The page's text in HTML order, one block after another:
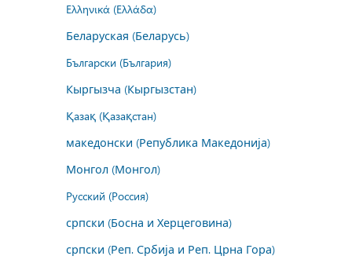
Ελληνικά (Ελλάδα)
Беларуская (Беларусь)
Български (България)
Кыргызча (Кыргызстан)
Қазақ (Қазақстан)
македонски (Република Македонија)
Монгол (Монгол)
Русский (Россия)
српски (Босна и Херцеговина)
српски (Реп. Србија и Реп. Црна Гора)